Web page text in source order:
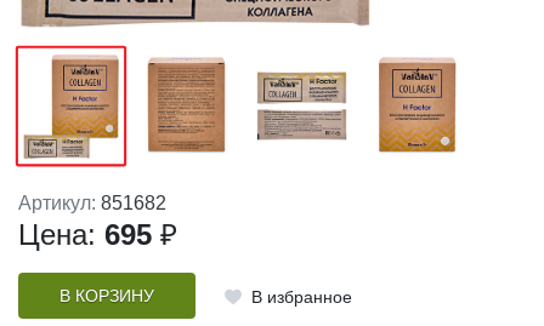
Артикул: 851682
Цена: 695 ₽
В КОРЗИНУ В избранное